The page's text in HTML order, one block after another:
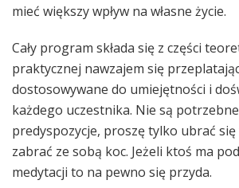
mieć większy wpływ na własne życie.
Cały program składa się z części
praktycznej nawzajem się
dostosowywane do umiejętności i
każdego uczestnika. Nie są
predyspozycje, proszę tylko ubrać
zabrać ze sobą koc. Jeżeli ktoś ma
medytacji to na pewno się przyda.